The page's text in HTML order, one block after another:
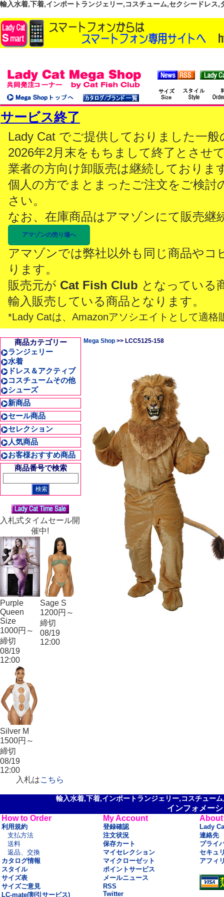
輸入水着,下着,インポートランジェリー,コスチューム,セクシードレス
サービス終了
Lady Cat でご提供しておりました一
2026年2月末をもちまして終了とさせ
業者の方向け卸販売は継続しておりま
個人の方でまとまったご注文をご検討
さい。
なお、在庫商品はアマゾンにて販売継
アマゾンの売り場へ
アマゾンでは弊社以外も同じ商品やコ
ります。
販売元が Cat Fish Club となっている
輸入販売している商品となります。
*Lady Catは、Amazonアソシエイトとして適格
商品カテゴリー
ランジェリー
水着
ドレス＆アクティブ
コスチュームその他
シューズ
新商品
セール商品
セレクション
人気商品
お客様おすすめ商品
商品番号で検索
入札式タイムセール開
催中!
Purple
Queen
Size
1000円～
締切
08/19
12:00
Sage S
1200円～
締切
08/19
12:00
Silver M
1500円～
締切
08/19
12:00
入札はこちら
Mega Shop >> LCC5125-158
輸入水着,下着,インポートランジェリー,コスチュー
インフォメー
How to Order
利用規約
支払方法
送料
返品、交換
カタログ情報
スタイル
サイズ表
サイズご意見
LC-mate(割引サービス)
My Account
登録確認
注文状況
保存カート
マイセレクション
マイクローゼット
ポイントサービス
メールニュース
RSS
Twitter
About
Lady
連絡先
プライ
セキュ
アフィ